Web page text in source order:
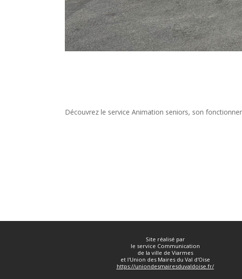
Découvrez le service Animation seniors, son
Site réalisé par
le service Communication
de la ville de Viarmes
et l'Union des Maires du Val d'Oise
https://uniondesmairesduvaldoise.fr/